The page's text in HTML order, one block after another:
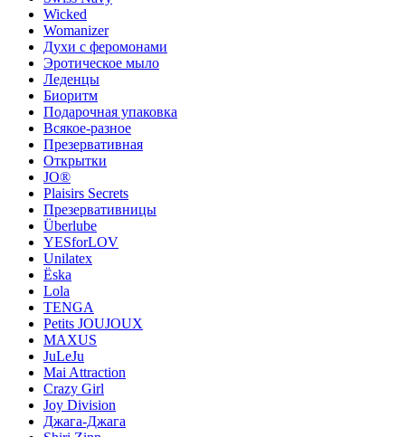
Wicked
Womanizer
Духи с феромонами
Эротическое мыло
Леденцы
Биоритм
Подарочная упаковка
Всякое-разное
Презервативная
Открытки
JO®
Plaisirs Secrets
Презервативницы
Überlube
YESforLOV
Unilatex
Ёska
Lola
TENGA
Petits JOUJOUX
MAXUS
JuLeJu
Mai Attraction
Crazy Girl
Joy Division
Джага-Джага